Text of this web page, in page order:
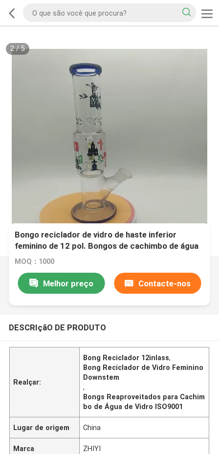
2/5
Bongo reciclador de vidro de haste inferior
feminino de 12 pol. Bongos de cachimbo de água
de vidro reaproveitados
MOQ：1000
Melhor preço Contacte-nos
DESCRIçãO DE PRODUTO
Realçar:
Bong Reciclador 12inlass,
Bong Reciclador de Vidro Feminino
Downstem
,
Bongs Reaproveitados para Cachim
bo de Água de Vidro ISO9001
Lugar de origem China
Marca ZHIYI